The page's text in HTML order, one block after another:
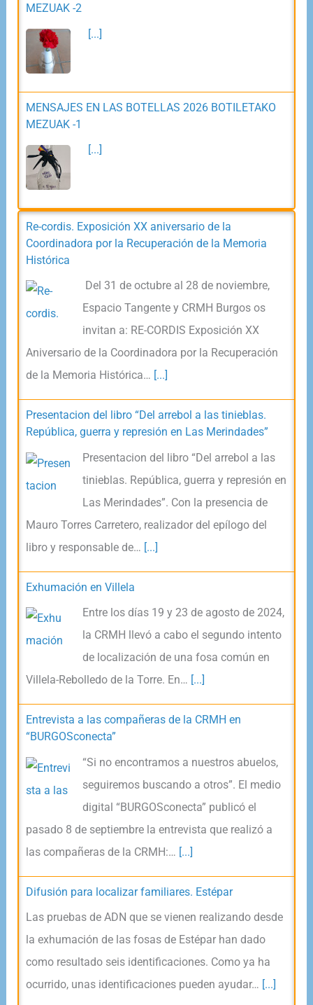
MEZUAK -2
[...]
MENSAJES EN LAS BOTELLAS 2026 BOTILETAKO
MEZUAK -1
[...]
Re-cordis. Exposición XX aniversario de la
Coordinadora por la Recuperación de la Memoria
Histórica
Del 31 de octubre al 28 de noviembre,
Espacio Tangente y CRMH Burgos os
invitan a: RE-CORDIS Exposición XX
Aniversario de la Coordinadora por la Recuperación
de la Memoria Histórica… [...]
Presentacion del libro “Del arrebol a las tinieblas.
República, guerra y represión en Las Merindades”
Presentacion del libro “Del arrebol a las
tinieblas. República, guerra y represión en
Las Merindades”. Con la presencia de
Mauro Torres Carretero, realizador del epílogo del
libro y responsable de… [...]
Exhumación en Villela
Entre los días 19 y 23 de agosto de 2024,
la CRMH llevó a cabo el segundo intento
de localización de una fosa común en
Villela-Rebolledo de la Torre. En… [...]
Entrevista a las compañeras de la CRMH en
“BURGOSconecta”
“Si no encontramos a nuestros abuelos,
seguiremos buscando a otros”. El medio
digital “BURGOSconecta” publicó el
pasado 8 de septiembre la entrevista que realizó a
las compañeras de la CRMH:… [...]
Difusión para localizar familiares. Estépar
Las pruebas de ADN que se vienen realizando desde
la exhumación de las fosas de Estépar han dado
como resultado seis identificaciones. Como ya ha
ocurrido, unas identificaciones pueden ayudar… [...]